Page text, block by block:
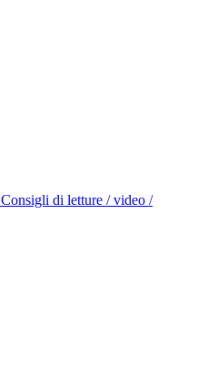
Consigli di letture / video /